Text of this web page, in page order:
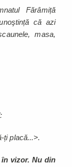
Fărâmiță
că azi
masa,
ți placă...>.
în vizor. Nu din